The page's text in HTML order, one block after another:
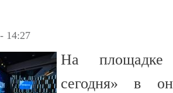
14:27
На площадке
сегодня» в